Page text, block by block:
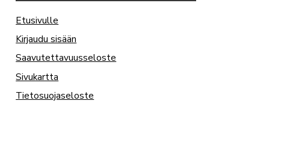
Etusivulle
Kirjaudu sisään
Saavutettavuusseloste
Sivukartta
Tietosuojaseloste